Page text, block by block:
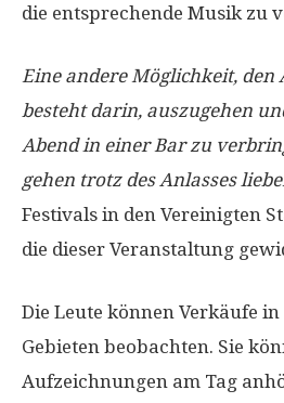
die entsprechende Musik zu
Eine andere Möglichkeit, den
besteht darin, auszugehen
Abend in einer Bar zu
gehen trotz des Anlasses
Festivals in den Vereinigten
die dieser Veranstaltung
Die Leute können Verkäufe
Gebieten beobachten. Sie
Aufzeichnungen am Tag